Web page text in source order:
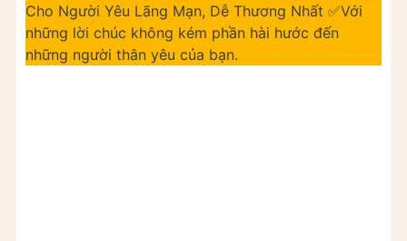
Cho Người Yêu Lãng Mạn, Dễ Thương Nhất ✅Với
những lời chúc không kém phần hài hước đến
những người thân yêu của bạn.